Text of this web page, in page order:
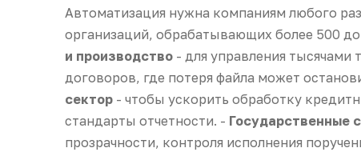
Автоматизация нужна компаниям любого
организаций, обрабатывающих более 500
и производство- для управления тысячами
договоров, где потеря файла может
сектор- чтобы ускорить обработку
стандарты отчетности. - Государственные
прозрачности, контроля исполнения